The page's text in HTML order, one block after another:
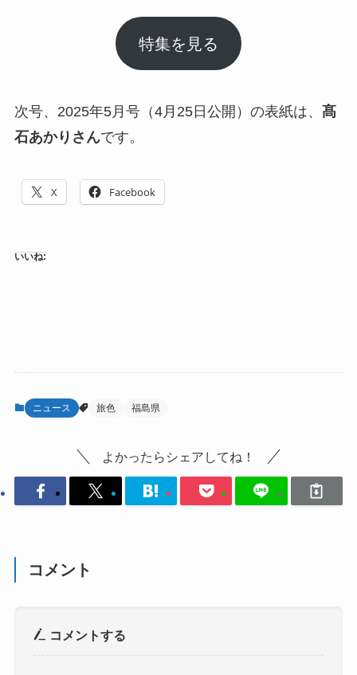
特集を見る
次号、2025年5月号（4月25日公開）の表紙は、 髙
石あかりさんです。
X Facebook
いいね:
ニュース 旅色 福島県
よかったらシェアしてね！
コメント
コメントする